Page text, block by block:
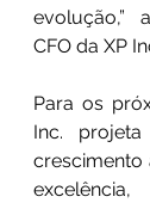
evolução,”
CFO da XP
Para os
Inc.
crescimento